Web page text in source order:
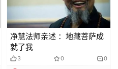
净慧法师亲述 ：地藏菩萨成
就了我
3 0 0